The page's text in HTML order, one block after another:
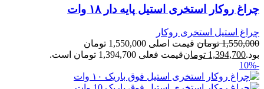
چراغ روکار استخری استیل پایه دار ۱۸ وات
چراغ استیل استخری روکار
1,550,000 تومان
قیمت اصلی 1,550,000 تومان
بود.1,394,700 تومانقیمت فعلی 1,394,700 تومان است.
-10%